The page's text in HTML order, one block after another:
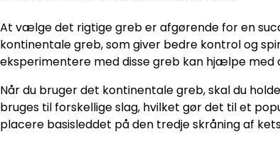
At vælge det rigtige greb er afgørende for en
kontinentale greb, som giver bedre kontrol og
eksperimentere med disse greb kan hjælpe
Når du bruger det kontinentale greb, skal du
bruges til forskellige slag, hvilket gør det til et
placere basisleddet på den tredje skråning af